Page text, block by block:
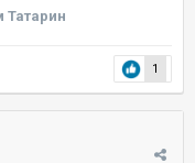
Татарин
1